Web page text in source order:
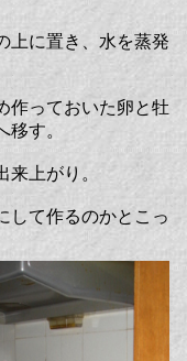
上に置き、水を蒸発
作っておいた卵と牡
す。
上がり。
して作るのかとこっ